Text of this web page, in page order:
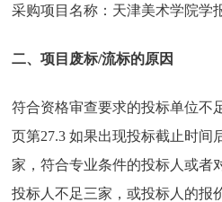
采购项目名称：天津美术学院学
二、项目废标/流标的原因
符合资格审查要求的投标单位不
页第27.3 如果出现投标截止时间
家，符合专业条件的投标人或者
投标人不足三家，或投标人的报